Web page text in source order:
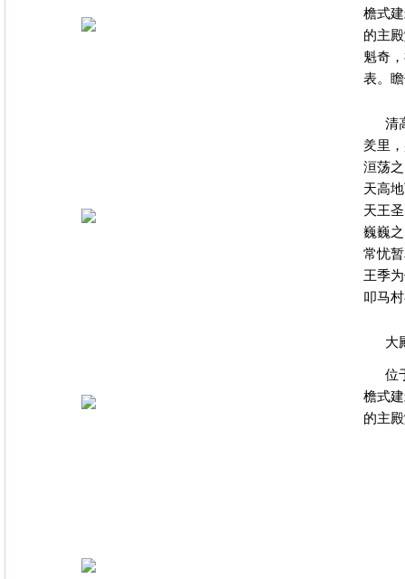
檐式
的主
魁奇
表。
清
羑里
洹荡
天高
天王
巍巍
常忧
王季
叩马
大
位
檐式
的主